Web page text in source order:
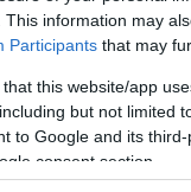
This information may
Participants that may
that this website/app
but not limited
to Google and its
consent section.
fantasztikus szurkolók
.. Supporters Of